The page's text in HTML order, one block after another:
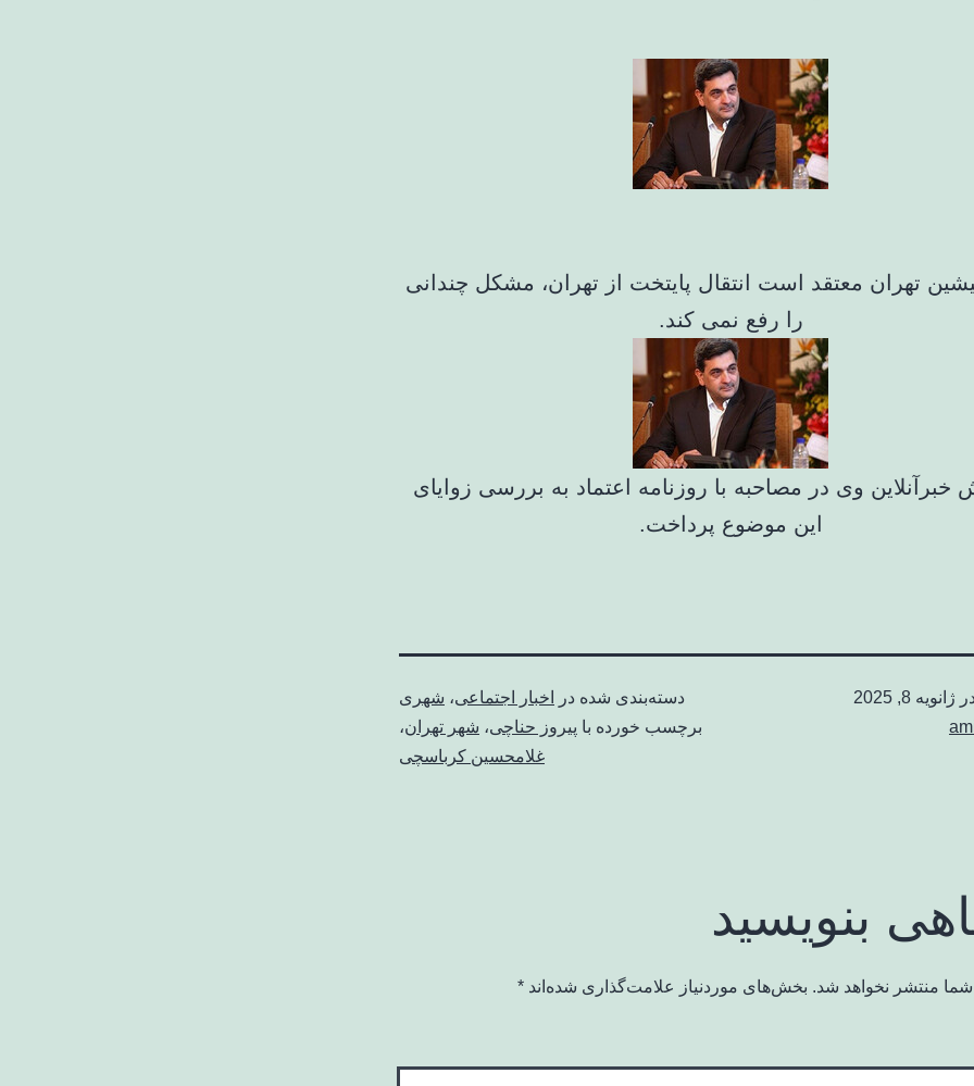
تهران معتقد است انتقال پایتخت از تهران، مشکل چندانی
را رفع نمی کند.
خبرآنلاین وی در مصاحبه با روزنامه اعتماد به بررسی زوایای
این موضوع پرداخت.
ژانویه 8, 2025
دسته‌بندی شده در اخبار اجتماعی، شهری
برچسب خورده با پیروز حناچی، شهر تهران،
غلامحسین کرباسچی
بنویسید
شما منتشر نخواهد شد. بخش‌های موردنیاز علامت‌گذاری شده‌اند *